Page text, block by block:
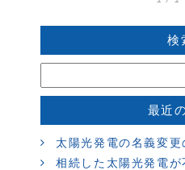
検
最近
太陽光発電の名義変
相続した太陽光発電が